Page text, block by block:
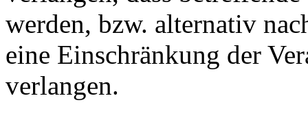
werden, bzw. alternativ
eine Einschränkung der
verlangen.